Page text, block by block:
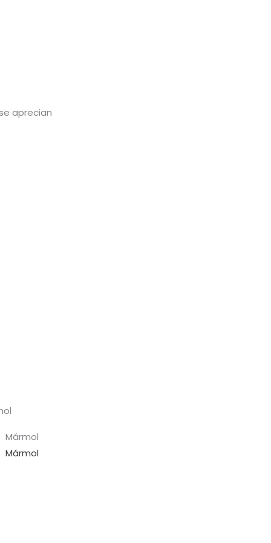
aprecian
Mármol
Mármol